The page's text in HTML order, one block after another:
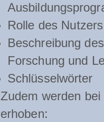
Rolle des
Beschreibung
Forschung und
Schlüsselwörter
Zudem werden
erhoben: